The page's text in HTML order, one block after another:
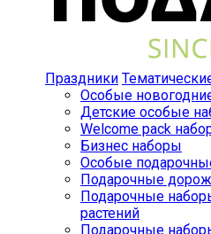
Праздники
Особые
Детские особые
Welcome pack
Бизнес наборы
Особые
Подарочные
Подарочные
растений
Подарочные